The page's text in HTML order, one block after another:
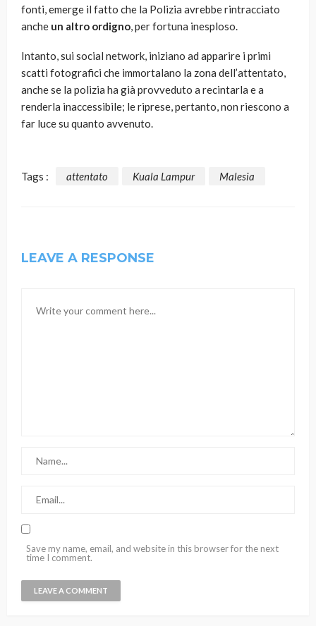
fonti, emerge il fatto che la Polizia avrebbe rintracciato
anche un altro ordigno, per fortuna inesploso.
Intanto, sui social network, iniziano ad apparire i primi
scatti fotografici che immortalano la zona dell’attentato,
anche se la polizia ha già provveduto a recintarla e a
renderla inaccessibile; le riprese, pertanto, non riescono a
far luce su quanto avvenuto.
Tags : attentato Kuala Lampur Malesia
LEAVE A RESPONSE
Save my name, email, and website in this browser for the next
time I comment.